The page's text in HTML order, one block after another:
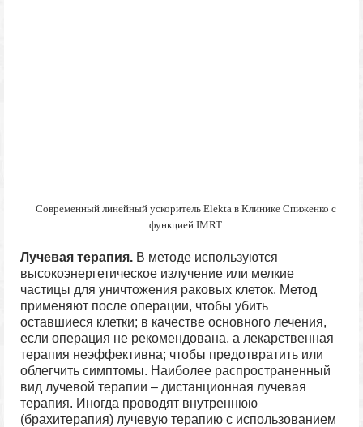
Современный линейный ускоритель Elekta в Клинике Спиженко с
функцией IMRT
Лучевая терапия. В методе используются
высокоэнергетическое излучение или мелкие
частицы для уничтожения раковых клеток. Метод
применяют после операции, чтобы убить
оставшиеся клетки; в качестве основного лечения,
если операция не рекомендована, а лекарственная
терапия неэффективна; чтобы предотвратить или
облегчить симптомы. Наиболее распространенный
вид лучевой терапии – дистанционная лучевая
терапия. Иногда проводят внутреннюю
(брахитерапия) лучевую терапию с использованием